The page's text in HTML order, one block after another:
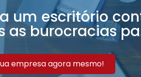
um escritório
as burocracias
empresa agora mesmo!